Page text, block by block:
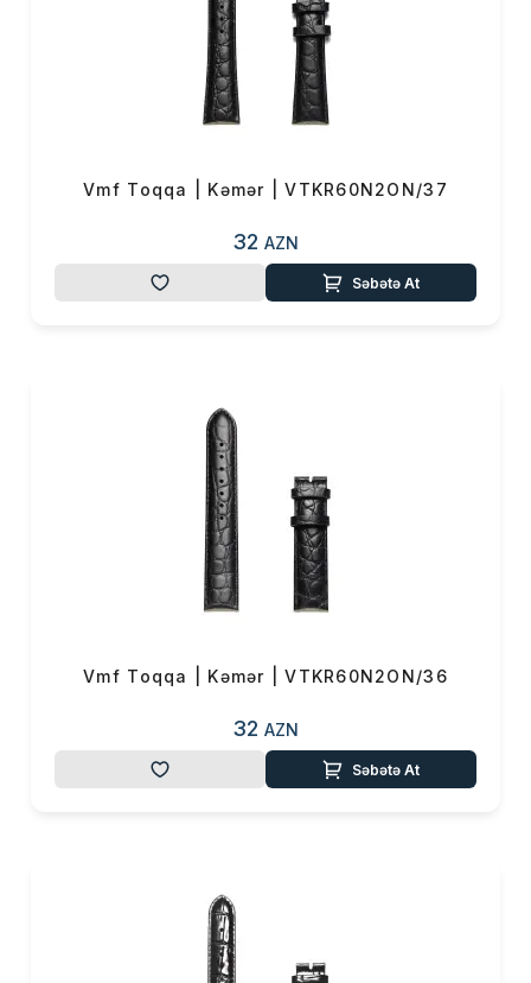
Vmf Toqqa | Kəmər | VTKR60N2ON/37
32 AZN
Səbətə At
Vmf Toqqa | Kəmər | VTKR60N2ON/36
32 AZN
Səbətə At